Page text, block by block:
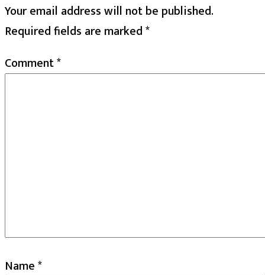
Your email address will not be published.
Required fields are marked*
Comment*
Name*